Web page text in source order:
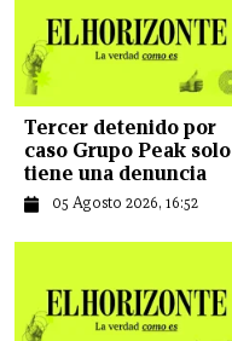
Tercer detenido por
caso Grupo Peak solo
tiene una denuncia
05 Agosto 2026, 16:52